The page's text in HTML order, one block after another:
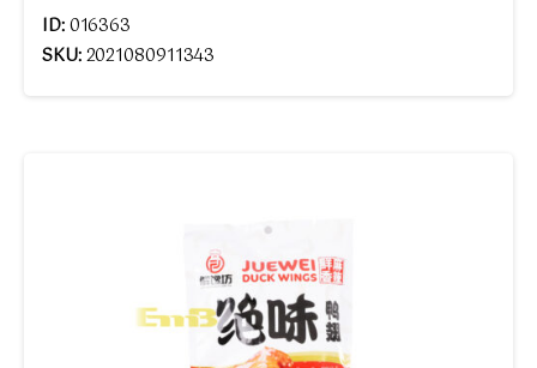
ID:016363
SKU:2021080911343